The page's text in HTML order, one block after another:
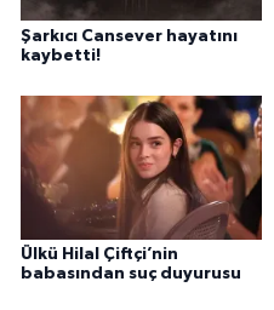
Şarkıcı Cansever hayatını
kaybetti!
Ülkü Hilal Çiftçi’nin
babasından suç duyurusu